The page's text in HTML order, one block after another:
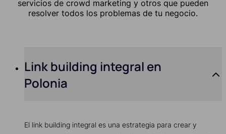
servicios de crowd marketing y otros que pueden
resolver todos los problemas de tu negocio.
Link building integral en
Polonia
El link building integral es una estrategia para crear y